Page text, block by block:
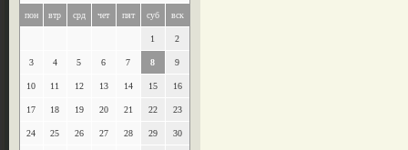
пон втр срд чет пят суб вск
1 2
3 4 5 6 7 8 9
10 11 12 13 14 15 16
17 18 19 20 21 22 23
24 25 26 27 28 29 30